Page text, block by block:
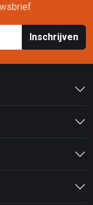
Inschrijven